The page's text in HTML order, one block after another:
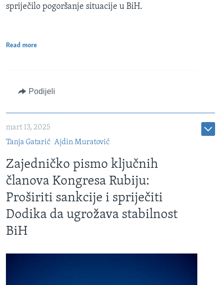
spriječilo pogoršanje situacije u BiH.
Read more
Podijeli
mart 13, 2025
Tanja Gatarić Ajdin Muratović
Zajedničko pismo ključnih
članova Kongresa Rubiju:
Proširiti sankcije i spriječiti
Dodika da ugrožava stabilnost
BiH